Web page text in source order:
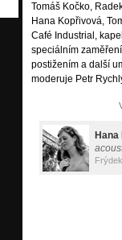
Tomáš Kočko,
Hana Kopřivová,
Café Industrial,
speciálním
postižením a další
moderuje Petr